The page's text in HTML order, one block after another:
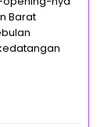
Barat